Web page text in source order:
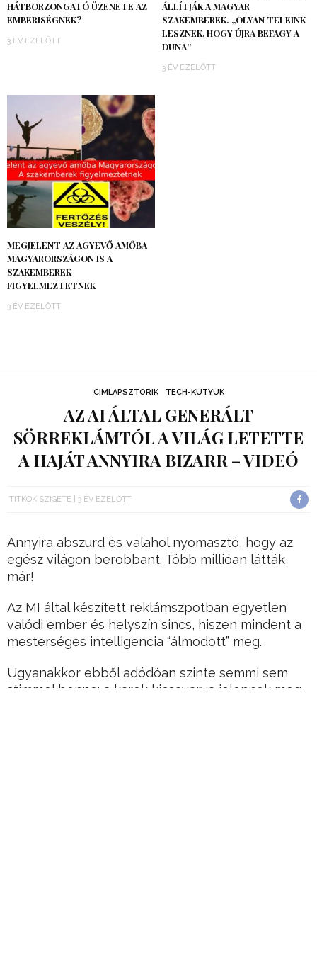
HÁTBORZONGATÓ ÜZENETE AZ
EMBERISÉGNEK?
3 ÉV EZELŐTT
ÁLLÍTJÁK A MAGYAR
SZAKEMBEREK. „OLYAN TELEINK
LESZNEK, HOGY ÚJRA BEFAGY A
DUNA”
3 ÉV EZELŐTT
MEGJELENT AZ AGYEVŐ AMŐBA
MAGYARORSZÁGON IS A
SZAKEMBEREK
FIGYELMEZTETNEK
3 ÉV EZELŐTT
CÍMLAPSZTORIK TECH-KÜTYÜK
AZ AI ÁLTAL GENERÁLT
SÖRREKLÁMTÓL A VILÁG LETETTE
A HAJÁT ANNYIRA BIZARR – VIDEÓ
TITKOK SZIGETE 3 ÉV EZELŐTT
Annyira abszurd és valahol nyomasztó, hogy az
egész világon berobbant. Több millióan látták
már!
Az MI által készített reklámszpotban egyetlen
valódi ember és helyszín sincs, hiszen mindent a
mesterséges intelligencia “álmodott” meg.
Ugyanakkor ebből adódóan szinte semmi sem
stimmel benne: a karok kicsavarva jelennek meg,